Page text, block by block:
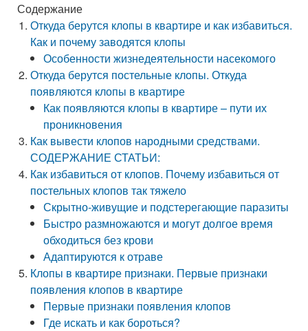
Содержание
Откуда берутся клопы в квартире и как избавиться.
Как и почему заводятся клопы
Особенности жизнедеятельности насекомого
Откуда берутся постельные клопы. Откуда
появляются клопы в квартире
Как появляются клопы в квартире – пути их
проникновения
Как вывести клопов народными средствами.
СОДЕРЖАНИЕ СТАТЬИ:
Как избавиться от клопов. Почему избавиться от
постельных клопов так тяжело
Скрытно-живущие и подстерегающие паразиты
Быстро размножаются и могут долгое время
обходиться без крови
Адаптируются к отраве
Клопы в квартире признаки. Первые признаки
появления клопов в квартире
Первые признаки появления клопов
Где искать и как бороться?